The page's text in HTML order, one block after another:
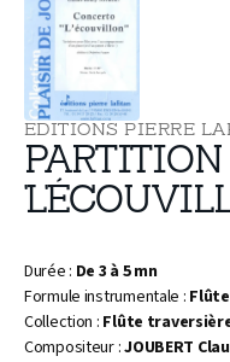
EDITIONS PIERRE
Durée : De 3 à 5 mn
Formule instrumentale :
Collection : Flûte
Compositeur :JOUBERT